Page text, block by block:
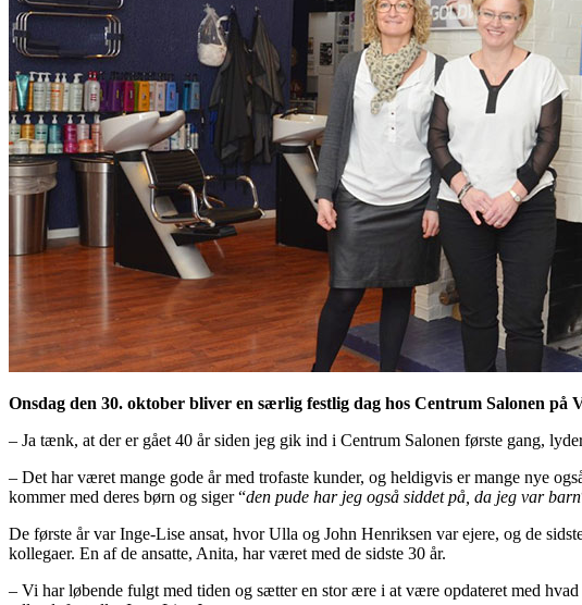
Onsdag den 30. oktober bliver en særlig festlig dag hos Centrum Salonen
– Ja tænk, at der er gået 40 år siden jeg gik ind i Centrum Salonen første gang,
– Det har været mange gode år med trofaste kunder, og heldigvis er mange nye
kommer med deres børn og siger “den pude har jeg også siddet på, da jeg var barn
De første år var Inge-Lise ansat, hvor Ulla og John Henriksen var ejere, og de
kollegaer. En af de ansatte, Anita, har været med de sidste 30 år.
– Vi har løbende fulgt med tiden og sætter en stor ære i at være opdateret med